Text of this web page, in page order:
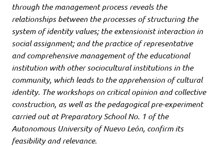
through the management process reveals the
relationships between the processes of structuring the
system of identity values; the extensionist interaction in
social assignment; and the practice of representative
and comprehensive management of the educational
institution with other sociocultural institutions in the
community, which leads to the apprehension of cultural
identity. The workshops on critical opinion and collective
construction, as well as the pedagogical pre-experiment
carried out at Preparatory School No. 1 of the
Autonomous University of Nuevo León, confirm its
feasibility and relevance.